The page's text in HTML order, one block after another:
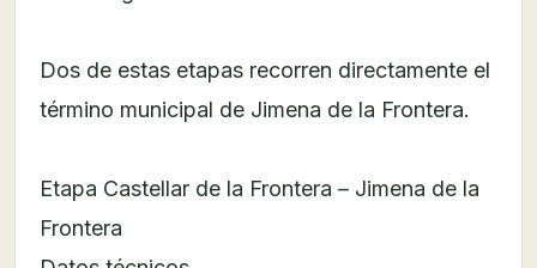
Dos de estas etapas recorren directamente el
término municipal de Jimena de la Frontera.
Etapa Castellar de la Frontera – Jimena de la
Frontera